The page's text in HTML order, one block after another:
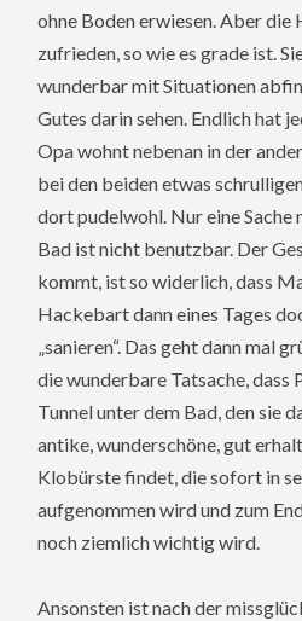
ohne Boden erwiesen. Aber die
zufrieden, so wie es grade ist.
wunderbar mit Situationen
Gutes darin sehen. Endlich hat
Opa wohnt nebenan in der
bei den beiden etwas
dort pudelwohl. Nur eine Sache
Bad ist nicht benutzbar. Der
kommt, ist so widerlich, dass
Hackebart dann eines Tages
„sanieren“. Das geht dann mal
die wunderbare Tatsache, dass
Tunnel unter dem Bad, den sie
antike, wunderschöne, gut
Klobürste findet, die sofort in
aufgenommen wird und zum
noch ziemlich wichtig wird.
Ansonsten ist nach der